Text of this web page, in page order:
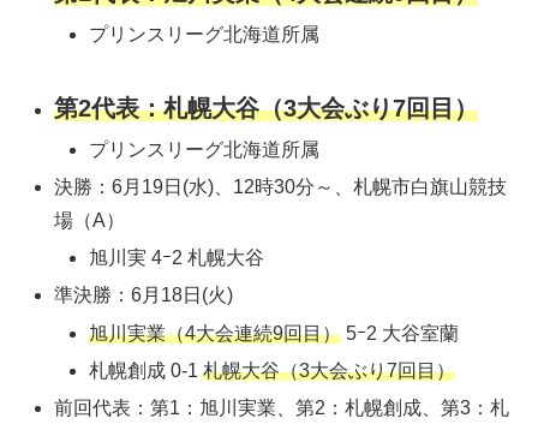
プリンスリーグ北海道所属
第2代表：札幌大谷（3大会ぶり7回目）
プリンスリーグ北海道所属
決勝：6月19日(水)、12時30分～、札幌市白旗山競技
場（A）
旭川実 4ｰ2 札幌大谷
準決勝：6月18日(火)
旭川実業（4大会連続9回目） 5ｰ2 大谷室蘭
札幌創成 0-1札幌大谷（3大会ぶり7回目）
前回代表：第1：旭川実業、第2：札幌創成、第3：札